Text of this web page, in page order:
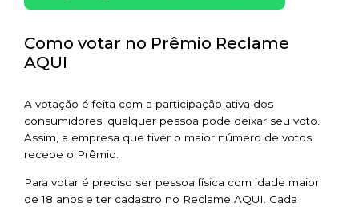
Como votar no Prêmio Reclame
AQUI
A votação é feita com a participação ativa dos
consumidores; qualquer pessoa pode deixar seu voto.
Assim, a empresa que tiver o maior número de votos
recebe o Prêmio.
Para votar é preciso ser pessoa física com idade maior
de 18 anos e ter cadastro no Reclame AQUI. Cada